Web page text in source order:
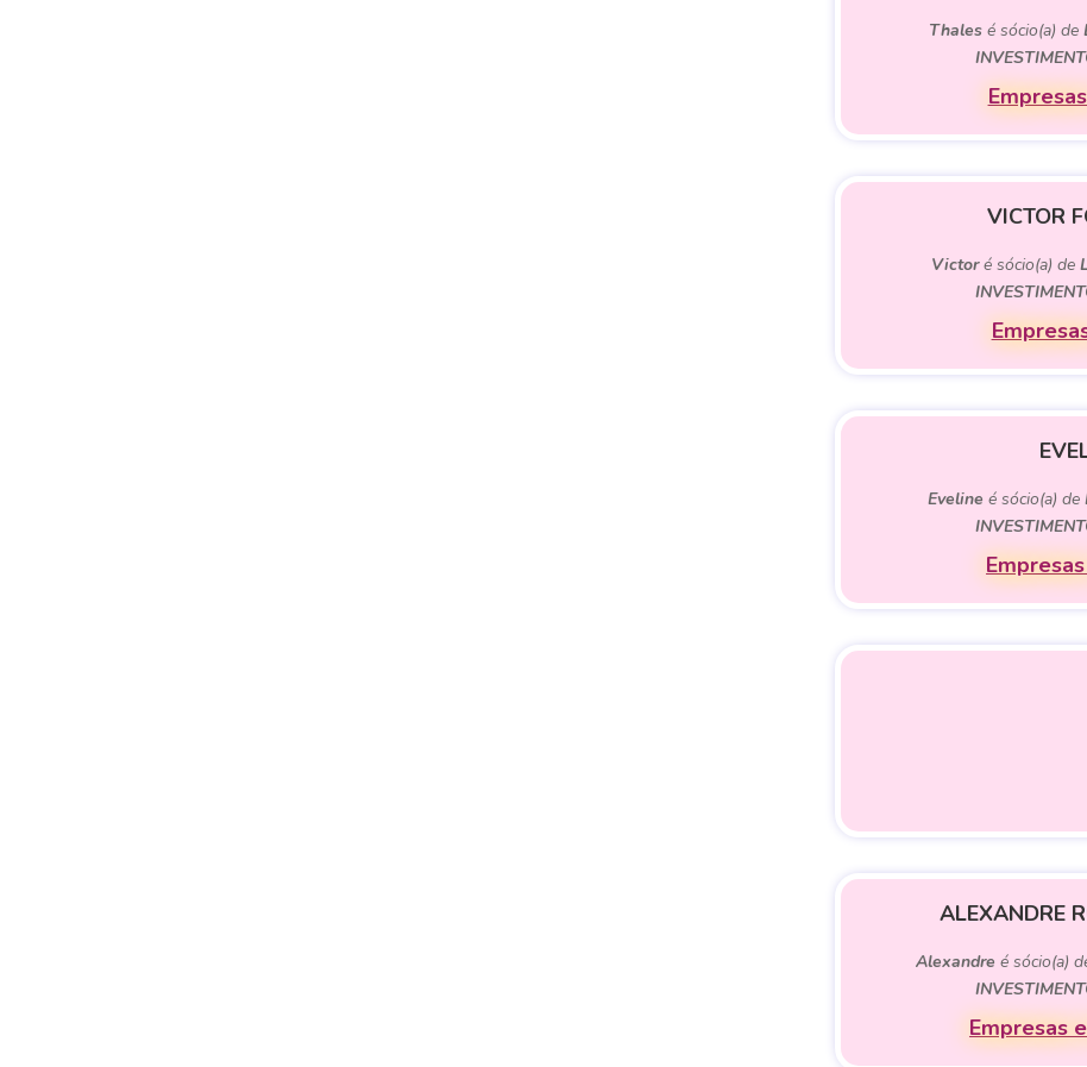
Thalesé sócio(a) de
VICTOR
Victoré sócio(a) de
Eveline é sócio(a) de
ALEXANDRE
Alexandre é sócio(a)
Empresas